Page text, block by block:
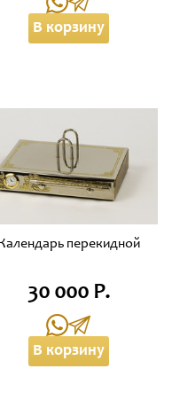
В корзину
Календарь перекидной
30 000 Р.
В корзину